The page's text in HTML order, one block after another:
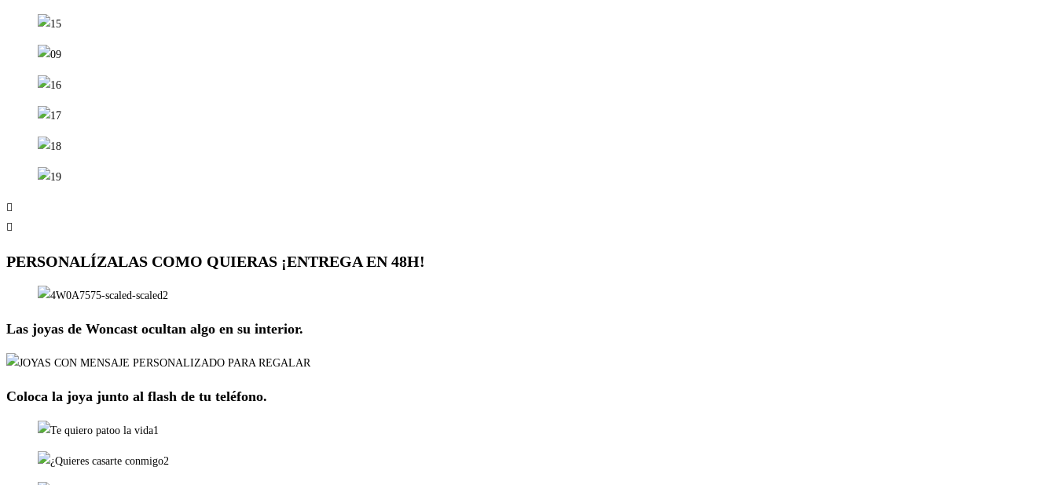
PERSONALÍZALAS COMO QUIERAS ¡ENTREGA EN 48H!
Las joyas de Woncast ocultan algo en su interior.
Coloca la joya junto al flash de tu teléfono.